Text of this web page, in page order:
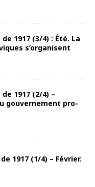
1917 (3/4) : Été. La
s’organisent
1917 (2/4) –
gouvernement pro-
1917 (1/4) – Février.